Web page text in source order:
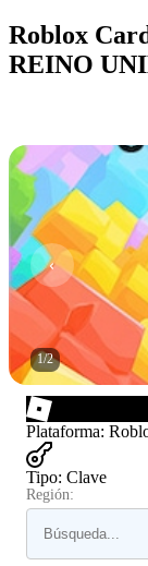
Roblox
REINO
1/2
Plataforma:
Tipo: Clave
Región: